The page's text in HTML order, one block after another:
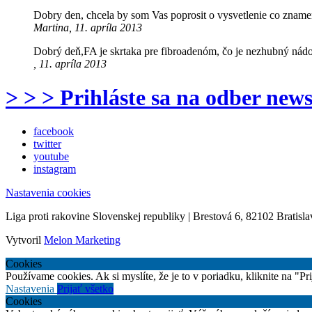
Dobry den, chcela by som Vas poprosit o vysvetlenie co
Martina, 11. apríla 2013
Dobrý deň,FA je skrtaka pre fibroadenóm, čo je nezhubný
, 11. apríla 2013
> > > Prihláste sa na odber
facebook
twitter
youtube
instagram
Nastavenia cookies
Liga proti rakovine Slovenskej republiky | Brestová 6, 82102
Vytvoril Melon Marketing
Cookies
Používame cookies. Ak si myslíte, že je to v poriadku, kliknite na
Nastavenia Prijať všetko
Cookies